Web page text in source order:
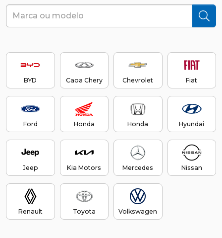
BYD Caoa Chery Chevrolet Fiat
Ford Honda Honda Hyundai
Jeep Kia Motors Mercedes Nissan
Renault Toyota Volkswagen